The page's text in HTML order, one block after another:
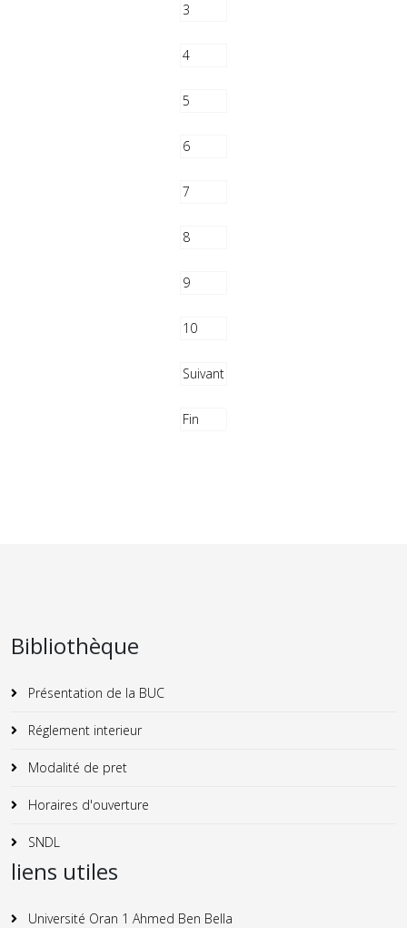
3
4
5
6
7
8
9
10
Suivant
Fin
Bibliothèque
Présentation de la BUC
Réglement interieur
Modalité de pret
Horaires d'ouverture
SNDL
liens utiles
Université Oran 1 Ahmed Ben Bella